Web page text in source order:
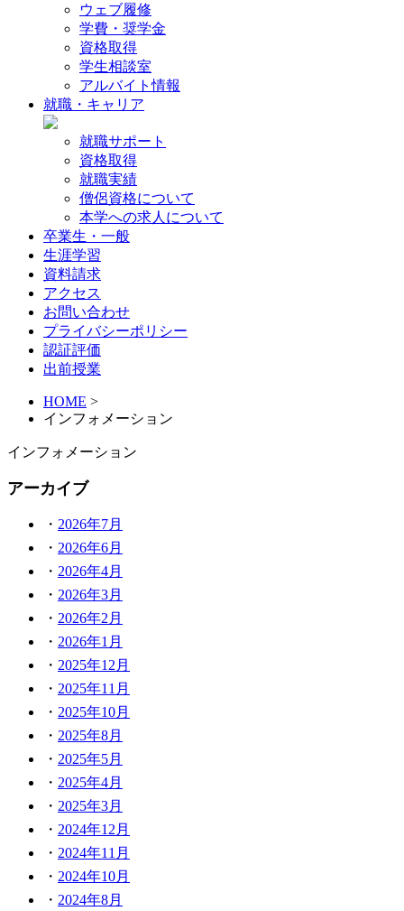
ウェブ履修
学費・奨学金
資格取得
学生相談室
アルバイト情報
就職・キャリア
就職サポート
資格取得
就職実績
僧侶資格について
本学への求人について
卒業生・一般
生涯学習
資料請求
アクセス
お問い合わせ
プライバシーポリシー
認証評価
出前授業
HOME >
インフォメーション
インフォメーション
アーカイブ
2026年7月
2026年6月
2026年4月
2026年3月
2026年2月
2026年1月
2025年12月
2025年11月
2025年10月
2025年8月
2025年5月
2025年4月
2025年3月
2024年12月
2024年11月
2024年10月
2024年8月